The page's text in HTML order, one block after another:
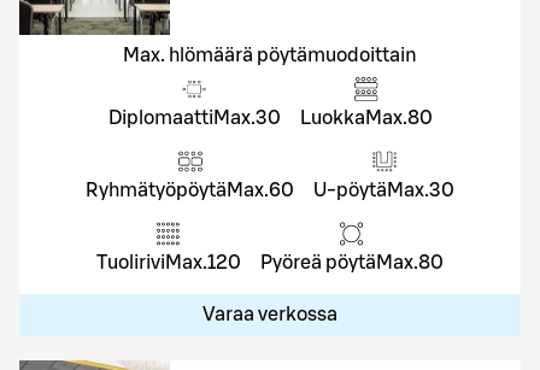
Max. hlömäärä pöytämuodoittain
Diplomaatti Max.30 Luokka Max.80
Ryhmätyöpöytä Max.60 U-pöytä Max.30
Tuolirivi Max.120 Pyöreä pöytä Max.80
Varaa verkossa